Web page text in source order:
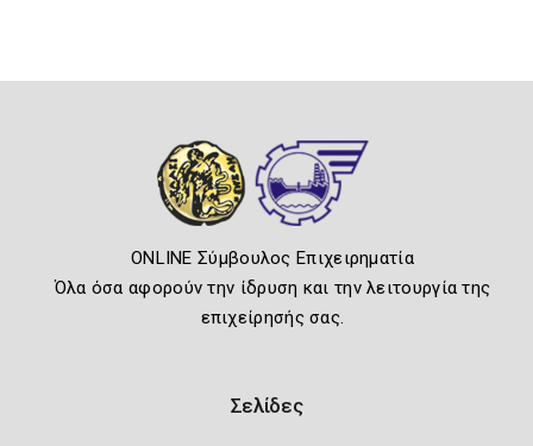
ONLINE Σύμβουλος Επιχειρηματία
Όλα όσα αφορούν την ίδρυση και την λειτουργία της
επιχείρησής σας.
Σελίδες